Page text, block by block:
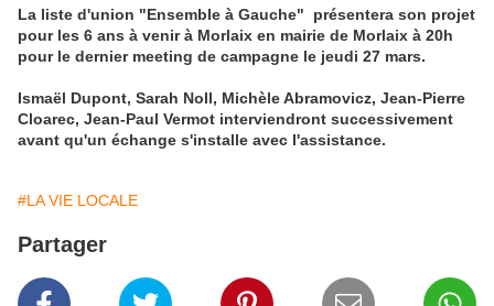
La liste d'union "Ensemble à Gauche" présentera son projet
pour les 6 ans à venir à Morlaix en mairie de Morlaix à 20h
pour le dernier meeting de campagne le jeudi 27 mars.
Ismaël Dupont, Sarah Noll, Michèle Abramovicz, Jean-Pierre
Cloarec, Jean-Paul Vermot interviendront successivement
avant qu'un échange s'installe avec l'assistance.
#LA VIE LOCALE
Partager